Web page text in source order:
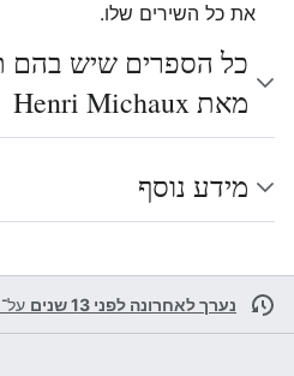
את כל השירים שלו.
כל הספרים שיש בהם
מאת Henri Michaux
מידע נוסף
נערך לאחרונה לפני 13 שנים